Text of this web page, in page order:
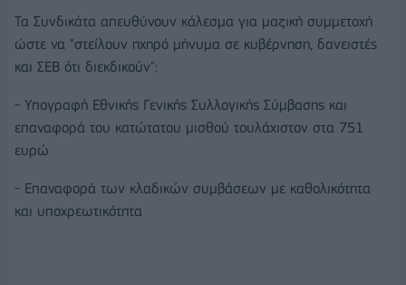
Τα Συνδικάτα απευθύνουν κάλεσμα για μαζική συμμετοχή
ώστε να "στείλουν ηχηρό μήνυμα σε κυβέρνηση, δανειστές
και ΣΕΒ ότι διεκδικούν":
- Υπογραφή Εθνικής Γενικής Συλλογικής Σύμβασης και
επαναφορά του κατώτατου μισθού τουλάχιστον στα 751
ευρώ
- Επαναφορά των κλαδικών συμβάσεων με καθολικότητα
και υποχρεωτικότητα